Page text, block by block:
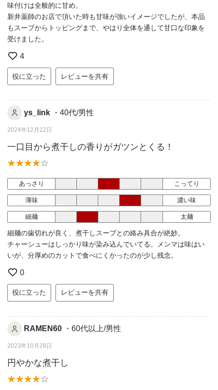
味付けは全般的に甘め。
新井薬師のお店で頂いた時も甘味が強いイメージでしたが、本品
もスープからトッピングまで、やはり全体を通して甘口な印象を
受けました。
4
役に立った レビューを共有
ys_link ・40代/男性
2024年12月22日
一口目から煮干しの香りがガツンとくる！
あっさり こってり
薄味 濃い味
細麺 太麺
細麺の歯切れが良く、煮干しスープとの絡み具合が絶妙。
チャーシューはしっかり味が染み込んでいてる。メンマは味はい
いが、分厚めのカットで食べにくかったのが少し残念。
0
役に立った レビューを共有
RAMEN60 ・60代以上/男性
2023年10月28日
円やかな煮干し